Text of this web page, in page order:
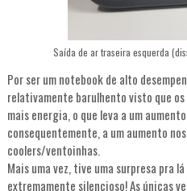
Saída de ar traseira esquerda
Por ser um notebook de alto
relativamente barulhento visto que
mais energia, o que leva a um
consequentemente, a um aumento
coolers/ventoinhas.
Mais uma vez, tive uma surpresa pra
extremamente silencioso! As únicas